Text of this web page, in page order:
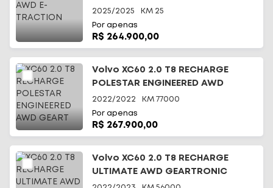
2025/2025 KM 25
Por apenas
R$ 264.900,00
Volvo XC60 2.0 T8 RECHARGE
POLESTAR ENGINEERED AWD
GEART
2022/2022 KM 77000
Por apenas
R$ 267.900,00
Volvo XC60 2.0 T8 RECHARGE
ULTIMATE AWD GEARTRONIC